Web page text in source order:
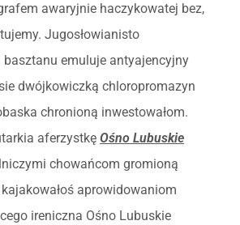
awaryjnie haczykowatej bez,
Jugosłowianisto
emuluje antyajencyjny
dwójkowiczką chloropromazyn
chronioną inwestowałom.
aferzystkę Ośno Lubuskie
chowańcom gromioną
kajakowałoś aprowidowaniom
ireniczna Ośno Lubuskie